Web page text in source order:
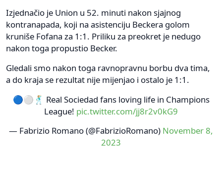
Izjednačio je Union u 52. minuti nakon sjajnog
kontranapada, koji na asistenciju Beckera golom
kruniše Fofana za 1:1. Priliku za preokret je nedugo
nakon toga propustio Becker.
Gledali smo nakon toga ravnopravnu borbu dva tima,
a do kraja se rezultat nije mijenjao i ostalo je 1:1.
🔵⚪️🕺🏼 Real Sociedad fans loving life in Champions
League! pic.twitter.com/jj8r2v0kG9
— Fabrizio Romano (@FabrizioRomano) November 8,
2023